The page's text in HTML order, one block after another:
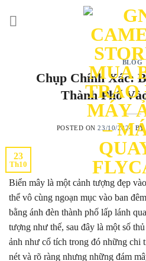
BLOG
Chụp Chính Xác:
Thành Phố
POSTED ON23/10/2024
23
Th10
Biển mây là một cảnh tượng đẹp
thể vô cùng ngoạn mục vào ban
bằng ánh đèn thành phố lấp lánh
tượng như thế, sau đây là một số
ảnh như cổ tích trong đó những chi
nét và rõ ràng nhưng những đám